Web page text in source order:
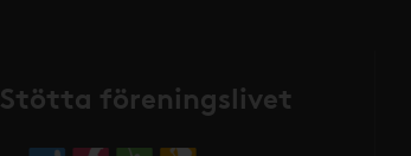
Stötta föreningslivet